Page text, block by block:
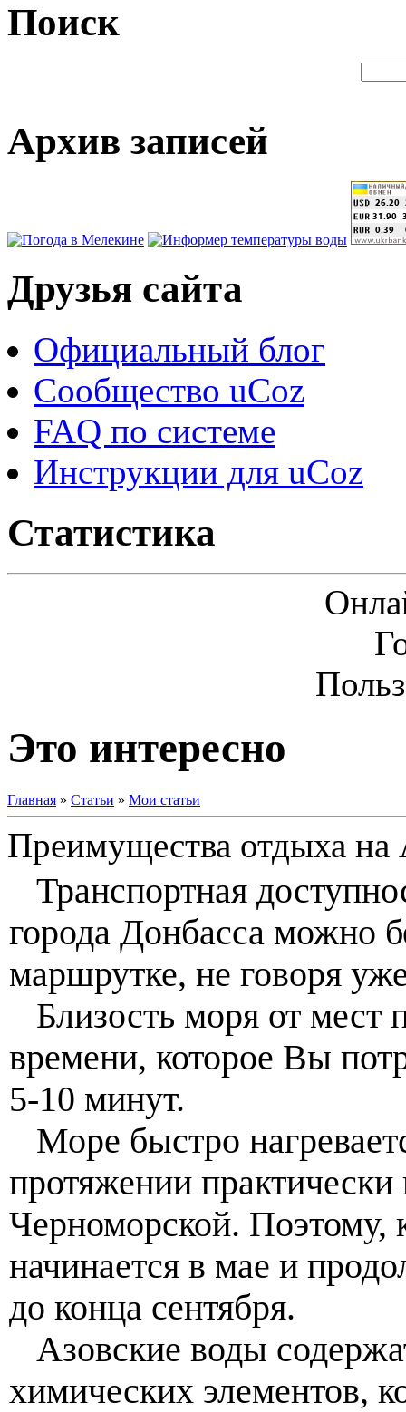
Поиск
Архив записей
Друзья сайта
Официальный блог
Сообщество uCoz
FAQ по системе
Инструкции для uCoz
Статистика
Это интересно
Главная » Статьи » Мои статьи
Преимущества отдыха на
Транспортная
города Донбасса можно
маршрутке, не говоря
Близость моря от мест
времени, которое Вы
5-10 минут.
Море быстро
протяжении
Черноморской. Поэтому,
начинается в мае и
до конца сентября.
Азовские воды
химических элементов,